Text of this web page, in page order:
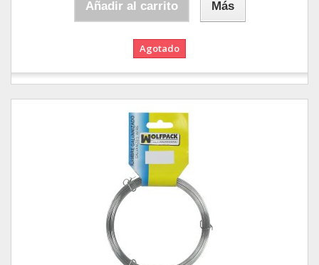
Añadir al carrito Más
Agotado